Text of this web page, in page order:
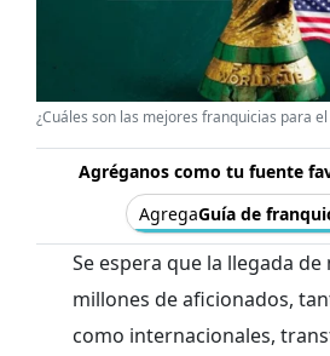
¿Cuáles son las mejores franquicias para
Agréganos como tu fuente
AgregaGuía de
Se espera que la llegada de
millones de aficionados,
como internacionales,